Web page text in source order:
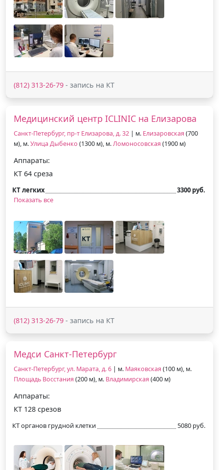
(812) 313-26-79 - запись на КТ
Медицинский центр ICLINIC на Елизарова
Санкт-Петербург, пр-т Елизарова, д. 32 | м. Елизаровская (700
м), м.Улица Дыбенко (1300 м), м.Ломоносовская (1900 м)
Аппараты:
КТ 64 среза
КТ легких
3300 руб.
Показать все
(812) 313-26-79 - запись на КТ
Медси Санкт-Петербург
Санкт-Петербург, ул. Марата, д. 6 | м. Маяковская (100 м), м.
Площадь Восстания (200 м), м. Владимирская (400 м)
Аппараты:
КТ 128 срезов
КТ органов грудной клетки 5080 руб.